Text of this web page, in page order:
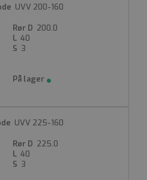
UVV 200-160
200.0
40
3
UVV 225-160
225.0
40
3